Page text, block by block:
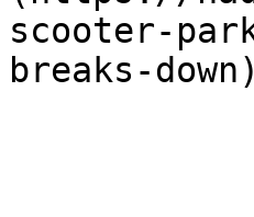
scooter-
breaks-down)